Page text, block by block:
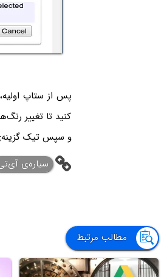
پس از ستاپ
کنید تا تغییر
و سپس تیک
سیاره‌ی
مطالب مرتبط